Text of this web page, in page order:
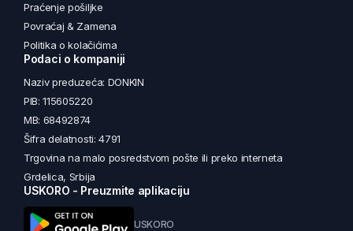
Praćenje pošiljke
Povraćaj & Zamena
Politika o kolačićima
Podaci o kompaniji
Naziv preduzeća: DONKIN
PIB: 115605220
MB: 68492874
Šifra delatnosti: 4791
Trgovina na malo posredstvom pošte ili preko interneta
Grdelica, Srbija
USKORO - Preuzmite aplikaciju
USKORO